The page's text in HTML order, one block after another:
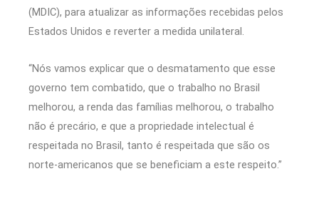
(MDIC), para atualizar as informações recebidas pelos
Estados Unidos e reverter a medida unilateral.
“Nós vamos explicar que o desmatamento que esse
governo tem combatido, que o trabalho no Brasil
melhorou, a renda das famílias melhorou, o trabalho
não é precário, e que a propriedade intelectual é
respeitada no Brasil, tanto é respeitada que são os
norte-americanos que se beneficiam a este respeito.”